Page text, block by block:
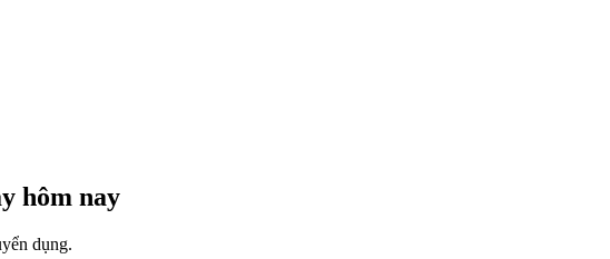
hôm nay
dụng.